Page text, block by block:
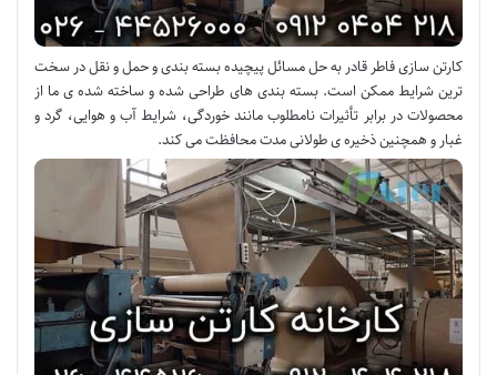
کارتن سازی فاطر قادر به حل مسائل پیچیده بسته بندی و حمل و نقل در سخت
ترین شرایط ممکن است. بسته بندی های طراحی شده و ساخته شده ی ما از
محصولات در برابر تأثیرات نامطلوب مانند خوردگی، شرایط آب و هوایی، گرد و
غبار و همچنین ذخیره ی طولانی مدت محافظت می کند.